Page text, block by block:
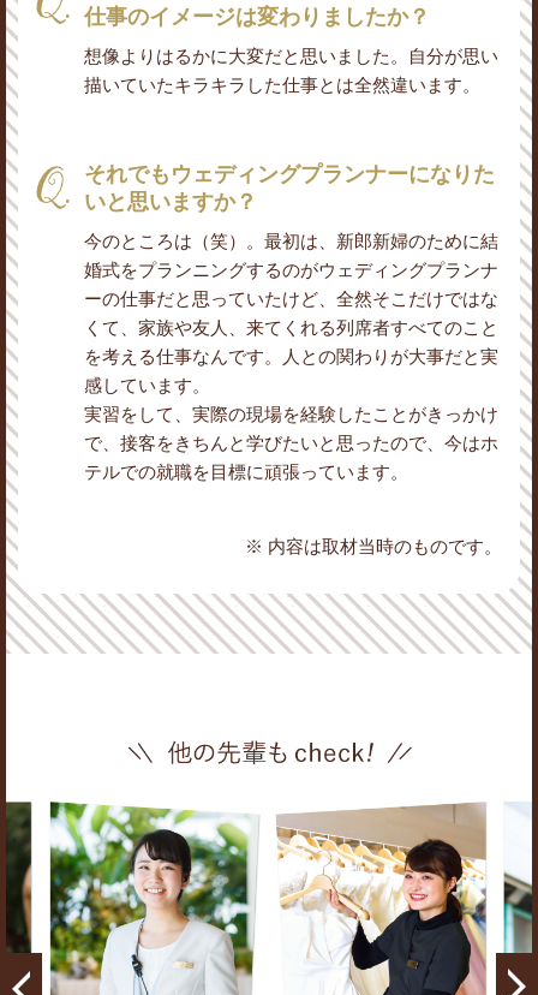
仕事のイメージは変わりましたか？
想像よりはるかに大変だと思いました。自分が思い
描いていたキラキラした仕事とは全然違います。
それでもウェディングプランナーになりた
いと思いますか？
今のところは（笑）。最初は、新郎新婦のために結
婚式をプランニングするのがウェディングプランナ
ーの仕事だと思っていたけど、全然そこだけではな
くて、家族や友人、来てくれる列席者すべてのこと
を考える仕事なんです。人との関わりが大事だと実
感しています。
実習をして、実際の現場を経験したことがきっかけ
で、接客をきちんと学びたいと思ったので、今はホ
テルでの就職を目標に頑張っています。
※ 内容は取材当時のものです。